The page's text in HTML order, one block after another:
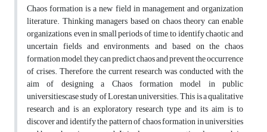
Chaos formation is a new field in management and organization
literature. Thinking managers based on chaos theory can enable
organizations, even in small periods of time, to identify chaotic and
uncertain fields and environments, and based on the chaos
formation model, they can predict chaos and prevent the occurrence
of crises. Therefore, the current research was conducted with the
aim of designing a Chaos formation model in public
universitiescase study of Lorestan universities. This is a qualitative
research and is an exploratory research type and its aim is to
discover and identify the pattern of chaos formation in universities